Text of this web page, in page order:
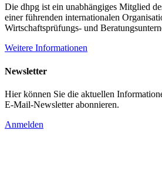
Die dhpg ist ein unabhängiges Mitglied
einer führenden internationalen
Wirtschaftsprüfungs- und
Weitere Informationen
Newsletter
Hier können Sie die aktuellen
E-Mail-Newsletter abonnieren.
Anmelden